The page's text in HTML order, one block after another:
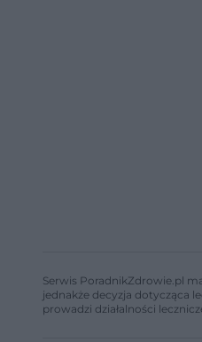
Serwis PoradnikZdrowie.pl
jednakże decyzja dotycząca
prowadzi działalności